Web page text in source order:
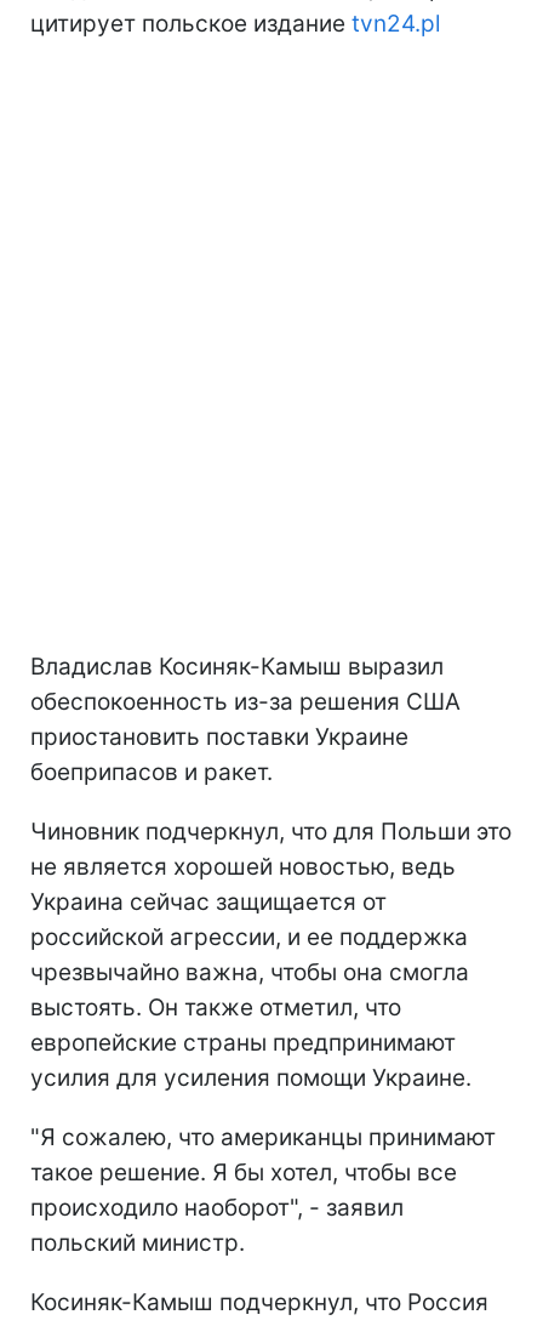
цитирует польское издание tvn24.pl
Владислав Косиняк-Камыш выразил
обеспокоенность из-за решения США
приостановить поставки Украине
боеприпасов и ракет.
Чиновник подчеркнул, что для Польши это
не является хорошей новостью, ведь
Украина сейчас защищается от
российской агрессии, и ее поддержка
чрезвычайно важна, чтобы она смогла
выстоять. Он также отметил, что
европейские страны предпринимают
усилия для усиления помощи Украине.
"Я сожалею, что американцы принимают
такое решение. Я бы хотел, чтобы все
происходило наоборот", - заявил
польский министр.
Косиняк-Камыш подчеркнул, что Россия